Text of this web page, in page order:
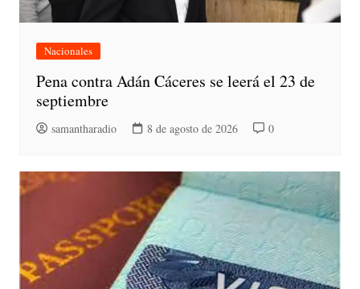
Nacionales
Pena contra Adán Cáceres se leerá el 23 de
septiembre
samantharadio 8 de agosto de 2026 0